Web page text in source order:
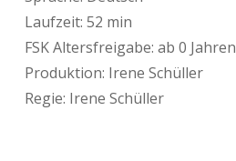
Laufzeit: 52 min
FSK Altersfreigabe: ab 0 Jahren
Produktion: Irene Schüller
Regie: Irene Schüller